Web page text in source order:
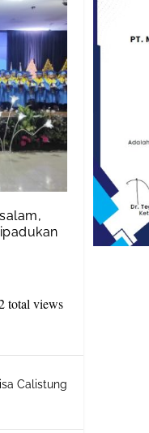
total views
Calistung